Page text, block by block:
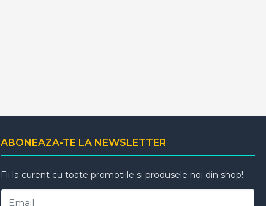
ABONEAZA-TE LA NEWSLETTER
Fii la curent cu toate promotiile si produsele noi din shop!
Email